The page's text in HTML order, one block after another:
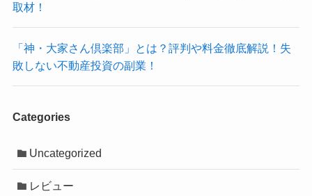
取材！
「神・大家さん倶楽部」とは？評判や料金徹底解説！失
敗しない不動産投資の副業！
Categories
Uncategorized
レビュー